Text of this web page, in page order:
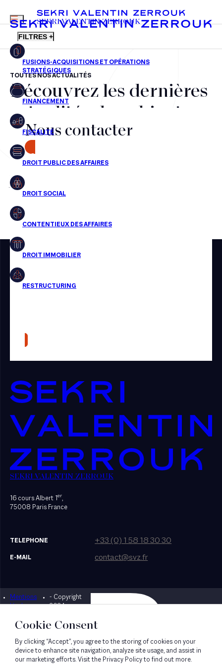
FR EN
MENU
SEKRI VALENTIN ZERROUK
FILTRES +
Fusions-acquisitions et opérations stratégiques
Financement
Fiscalité
Droit public des affaires
Droit social
Droit immobilier
Restructuring
Presse
TOUTES NOS ACTUALITÉS
Découvrez les dernières
actualités du cabinet,
nos récompenses et nos
transactions, jour après
jour
Aucun résultats pour cette recherche
Nous contacter
SEKRI VALENTIN ZERROUK
16 cours Albert 1er,
75008 Paris France
TELEPHONE +33 (0) 1 58 18 30 30
E-MAIL contact@svz.fr
Mentions
légales
- Copyright
2024
Designed by Bonhomme
Cookie Consent
By clicking “Accept”, you agree to the storing of cookies on your
device to enhance site navigation, analyze site usage, and assist in
our marketing efforts. Visit the Privacy Policy to find out more.